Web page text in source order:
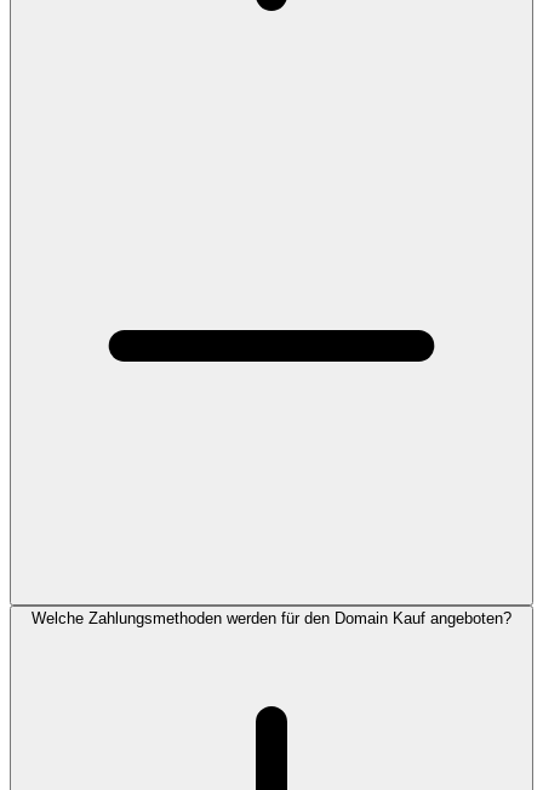
Welche Zahlungsmethoden werden für den Domain Kauf angeboten?